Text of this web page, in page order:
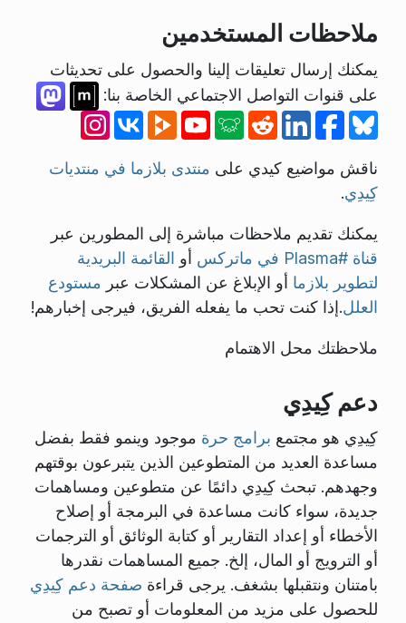
ملاحظات المستخدمين
يمكنك إرسال تعليقات إلينا والحصول على تحديثات
على قنوات التواصل الاجتماعي الخاصة بنا:
ناقش مواضيع كيدي على منتدى بلازما في منتديات
كِيدِي.
يمكنك تقديم ملاحظات مباشرة إلى المطورين عبر
قناة #Plasma في ماتركس
أو القائمة البريدية
لتطوير بلازما أو الإبلاغ عن المشكلات عبر مستودع
العلل.إذا كنت تحب ما يفعله الفريق، فيرجى إخبارهم!
ملاحظتك محل الاهتمام
دعم كِيدِي
كِيدِي هو مجتمع برامج حرة موجود وينمو فقط بفضل
مساعدة العديد من المتطوعين الذين يتبرعون بوقتهم
وجهدهم. تبحث كِيدِي دائمًا عن متطوعين ومساهمات
جديدة، سواء كانت مساعدة في البرمجة أو إصلاح
الأخطاء أو إعداد التقارير أو كتابة الوثائق أو الترجمات
أو الترويج أو المال، إلخ. جميع المساهمات نقدرها
بامتنان ونتقبلها بشغف. يرجى قراءة صفحة دعم كِيدِي
للحصول على مزيد من المعلومات أو تصبح من